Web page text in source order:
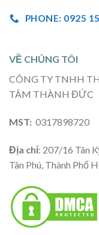
PHONE: 0925
VỀ CHÚNG TÔI
CÔNG TY TNHH
TÂM THÀNH ĐỨC
MST: 0317898720
Địa chỉ: 207/16 Tân
Tân Phú, Thành Phố